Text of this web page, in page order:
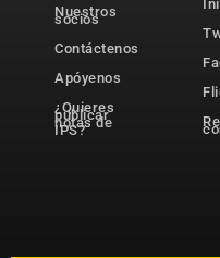
Nuestros
socios
Contáctenos
Apóyenos
¿Quieres
publicar
notas de
IPS?